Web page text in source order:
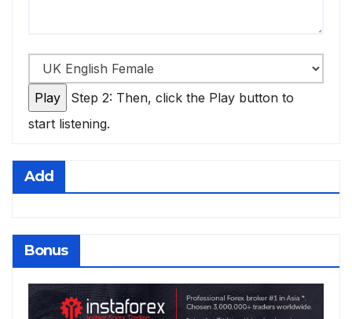
Step 2: Then, click the Play button to
start listening.
Add
Bonus